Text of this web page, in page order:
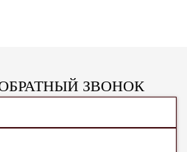
ЗВОНОК